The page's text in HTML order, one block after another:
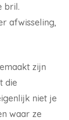
bril.
afwisseling,
zijn
die
niet je
waar ze